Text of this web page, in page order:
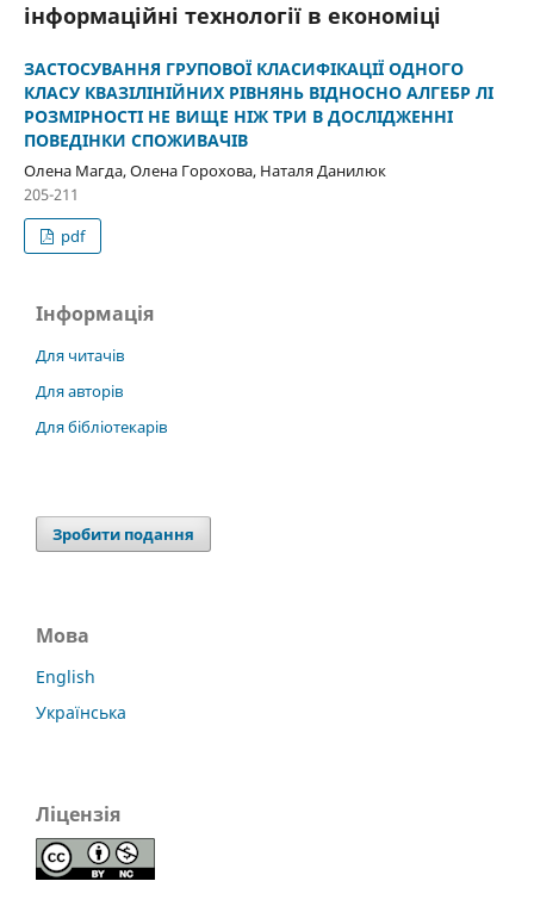
інформаційні технології в економіці
ЗАСТОСУВАННЯ ГРУПОВОЇ КЛАСИФІКАЦІЇ ОДНОГО
КЛАСУ КВАЗІЛІНІЙНИХ РІВНЯНЬ ВІДНОСНО АЛГЕБР ЛІ
РОЗМІРНОСТІ НЕ ВИЩЕ НІЖ ТРИ В ДОСЛІДЖЕННІ
ПОВЕДІНКИ СПОЖИВАЧІВ
Олена Магда, Олена Горохова, Наталя Данилюк
205-211
pdf
Інформація
Для читачів
Для авторів
Для бібліотекарів
Зробити подання
Мова
English
Українська
Ліцензія